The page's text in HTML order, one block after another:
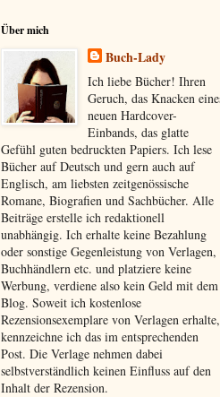
Über mich
Buch-Lady
Ich liebe Bücher! Ihren
Geruch, das Knacken
neuen Hardcover-
Einbands, das glatte
Gefühl guten bedruckten Papiers. Ich lese
Bücher auf Deutsch und gern auch auf
Englisch, am liebsten zeitgenössische
Romane, Biografien und Sachbücher. Alle
Beiträge erstelle ich redaktionell
unabhängig. Ich erhalte keine Bezahlung
oder sonstige Gegenleistung von Verlagen,
Buchhändlern etc. und platziere keine
Werbung, verdiene also kein Geld mit dem
Blog. Soweit ich kostenlose
Rezensionsexemplare von Verlagen erhalte,
kennzeichne ich das im entsprechenden
Post. Die Verlage nehmen dabei
selbstverständlich keinen Einfluss auf den
Inhalt der Rezension.